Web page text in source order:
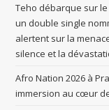
Teho débarque sur
un double single
alertent sur la
silence et la
Afro Nation 2026 à
immersion au cœur